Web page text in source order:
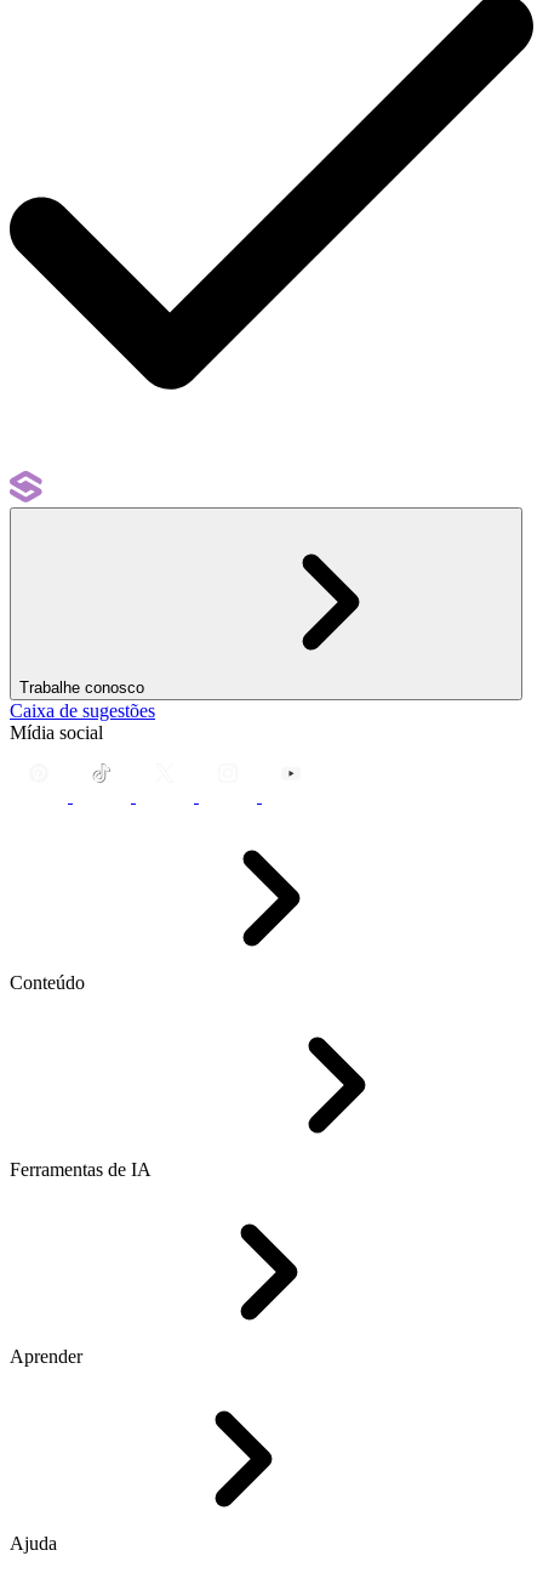
Trabalhe conosco
Caixa de sugestões
Mídia social
Conteúdo
Ferramentas de IA
Aprender
Ajuda